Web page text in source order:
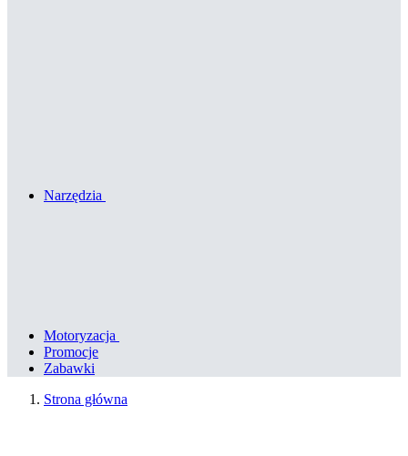
Narzędzia
Motoryzacja
Promocje
Zabawki
Strona główna